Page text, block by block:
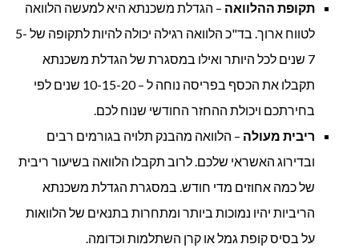
תקופת ההלוואה – הגדלת משכנתא היא למעשה הלוואה
לטווח ארוך. בד"כ הלוואה רגילה יכולה להיות לתקופה של 5-
7 שנים לכל היותר ואילו במסגרת של הגדלת משכנתא
תקבלו את הכסף בפריסה נוחה ל – 10-15-20 שנים לפי
בחירתכם ויכולת ההחזר החודשי שנוח לכם.
ריבית מעולה – הלוואה מהבנק תלויה בגורמים רבים
ובדירוג האשראי שלכם. לרוב תקבלו הלוואה בשיעור ריבית
של כמה אחוזים מדי חודש. במסגרת הגדלת משכנתא
הריביות יהיו נמוכות ביותר ומתחרות בתנאים של הלוואות
על בסיס קופת גמל או קרן השתלמות וכדומה.